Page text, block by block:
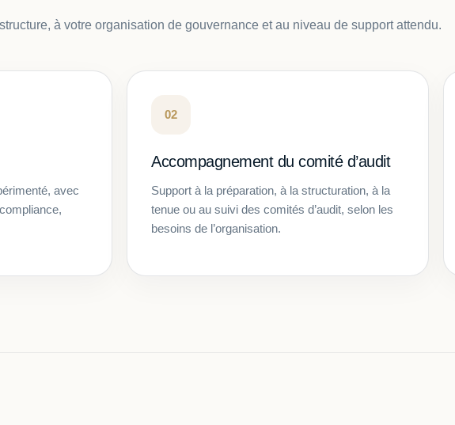
à votre organisation de gouvernance et au niveau de support attendu.
avec
02
Accompagnement du comité d’audit
Support à la préparation, à la structuration, à la
tenue ou au suivi des comités d’audit, selon les
besoins de l’organisation.